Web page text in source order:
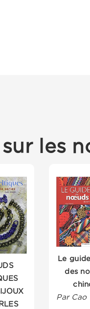
les
Le
des
Par Cao